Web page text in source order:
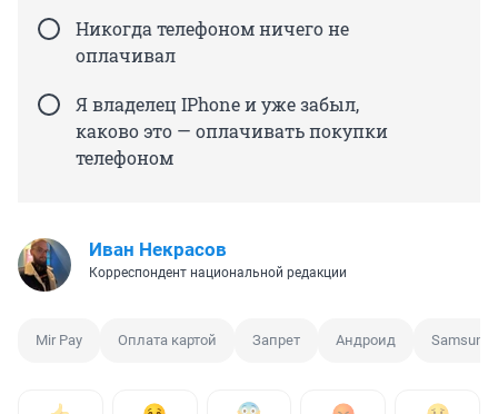
Никогда телефоном ничего не
оплачивал
Я владелец IPhone и уже забыл,
каково это — оплачивать покупки
телефоном
Иван Некрасов
Корреспондент национальной редакции
Mir Pay Оплата картой Запрет Андроид Samsung